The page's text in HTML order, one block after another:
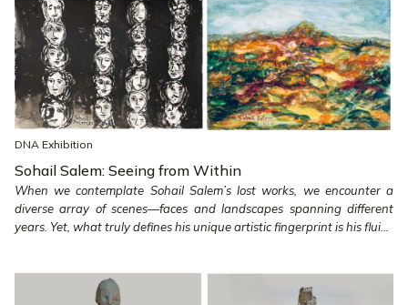
DNA Exhibition
Sohail Salem: Seeing from Within
When we contemplate Sohail Salem’s lost works, we encounter a
diverse array of scenes—faces and landscapes spanning different
years. Yet, what truly defines his unique artistic fingerprint is his flui...